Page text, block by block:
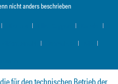
nicht anders beschrieben
für den technischen Betrieb der